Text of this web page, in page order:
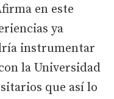
en este
ya
instrumentar
la Universidad
que así lo